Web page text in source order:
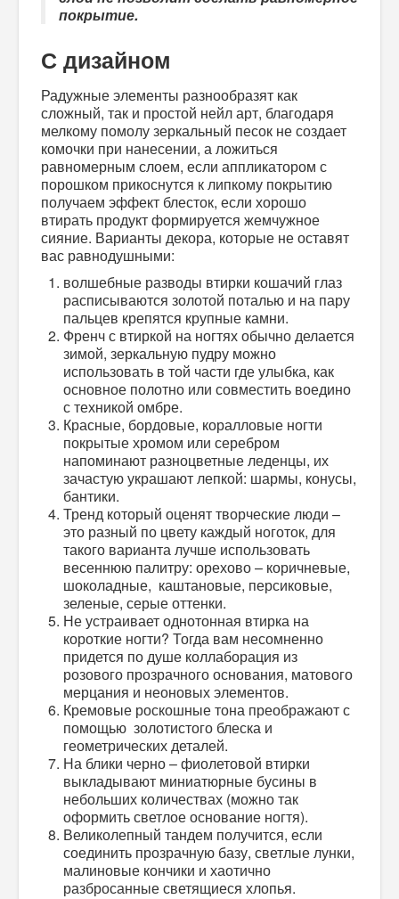
покрытие.
С дизайном
Радужные элементы разнообразят как
сложный, так и простой нейл арт, благодаря
мелкому помолу зеркальный песок не создает
комочки при нанесении, а ложиться
равномерным слоем, если аппликатором с
порошком прикоснутся к липкому покрытию
получаем эффект блесток, если хорошо
втирать продукт формируется жемчужное
сияние. Варианты декора, которые не оставят
вас равнодушными:
волшебные разводы втирки кошачий глаз
расписываются золотой поталью и на пару
пальцев крепятся крупные камни.
Френч с втиркой на ногтяхобычно делается
зимой, зеркальную пудру можно
использовать в той части где улыбка, как
основное полотно или совместить воедино
с техникой омбре.
Красные, бордовые, коралловые ногти
покрытые хромом или серебром
напоминают разноцветные леденцы, их
зачастую украшают лепкой: шармы, конусы,
бантики.
Тренд который оценят творческие люди –
это разный по цвету каждый ноготок, для
такого варианта лучше использовать
весеннюю палитру: орехово – коричневые,
шоколадные, каштановые, персиковые,
зеленые, серые оттенки.
Не устраиваетоднотонная втирка на
короткие ногти? Тогда вам несомненно
придется по душе коллаборация из
розового прозрачного основания, матового
мерцания и неоновых элементов.
Кремовые роскошные тона преображают с
помощью золотистого блеска и
геометрических деталей.
На блики черно – фиолетовой втирки
выкладывают миниатюрные бусины в
небольших количествах (можно так
оформить светлое основание ногтя).
Великолепный тандем получится, если
соединить прозрачную базу, светлые лунки,
малиновые кончики и хаотично
разбросанные светящиеся хлопья.